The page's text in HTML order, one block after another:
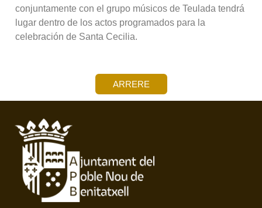
conjuntamente con el grupo músicos de Teulada tendrá
lugar dentro de los actos programados para la
celebración de Santa Cecilia.
ARRERE